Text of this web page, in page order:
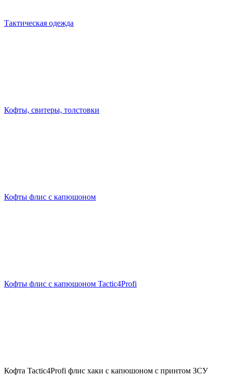
Тактическая одежда
Кофты, свитеры, толстовки
Кофты флис с капюшоном
Кофты флис с капюшоном Tactic4Profi
Кофта Tactic4Profi флис хаки с капюшоном с принтом ЗСУ